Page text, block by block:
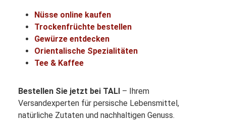
Nüsse online kaufen
Trockenfrüchte bestellen
Gewürze entdecken
Orientalische Spezialitäten
Tee & Kaffee
Bestellen Sie jetzt bei TALI – Ihrem
Versandexperten für persische Lebensmittel,
natürliche Zutaten und nachhaltigen Genuss.